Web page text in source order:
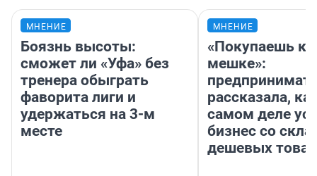
МНЕНИЕ
Боязнь высоты:
сможет ли «Уфа» без
тренера обыграть
фаворита лиги и
удержаться на 3-м
месте
МНЕНИЕ
«Покупаешь
мешке»:
рассказала,
самом деле
бизнес со
дешевых